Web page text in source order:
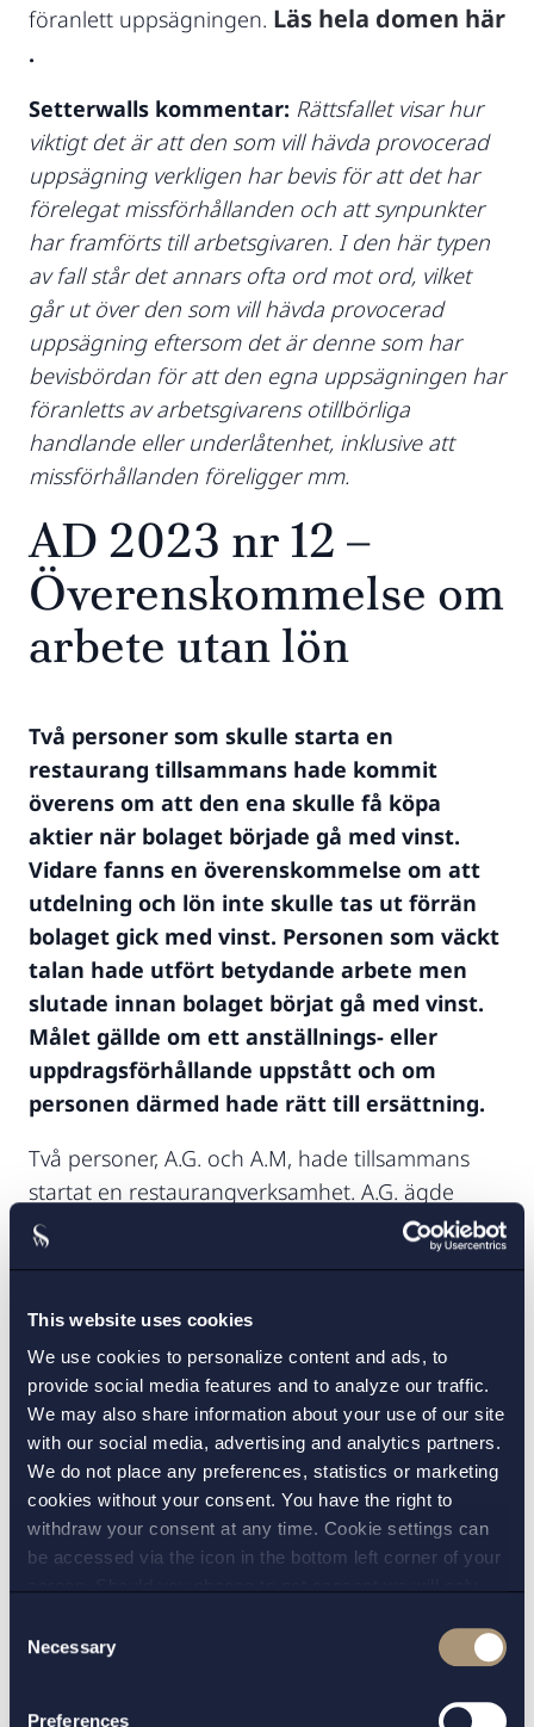
This website uses cookies
We use cookies to personalize content and ads, to
provide social media features and to analyze our traffic.
We may also share information about your use of our site
with our social media, advertising and analytics partners.
We do not place any preferences, statistics or marketing
cookies without your consent. You have the right to
withdraw your consent at any time. Cookie settings can
be accessed via the icon in the bottom left corner of your
andprivacy policy
for more details on cookies and our
Selection
Necessary
Preferences
föranlett uppsägningen. Läs hela domen här
.
Setterwalls kommentar: Rättsfallet visar hur
viktigt det är att den som vill hävda provocerad
uppsägning verkligen har bevis för att det har
förelegat missförhållanden och att synpunkter
har framförts till arbetsgivaren. I den här typen
av fall står det annars ofta ord mot ord, vilket
går ut över den som vill hävda provocerad
uppsägning eftersom det är denne som har
bevisbördan för att den egna uppsägningen har
föranletts av arbetsgivarens otillbörliga
handlande eller underlåtenhet, inklusive att
missförhållanden föreligger mm.
AD 2023 nr 12 –
Överenskommelse om
arbete utan lön
Två personer som skulle starta en
restaurang tillsammans hade kommit
överens om att den ena skulle få köpa
aktier när bolaget började gå med vinst.
Vidare fanns en överenskommelse om att
utdelning och lön inte skulle tas ut förrän
bolaget gick med vinst. Personen som väckt
talan hade utfört betydande arbete men
slutade innan bolaget börjat gå med vinst.
Målet gällde om ett anställnings- eller
uppdragsförhållande uppstått och om
personen därmed hade rätt till ersättning.
Två personer, A.G. och A.M, hade tillsammans
startat en restaurangverksamhet. A.G. ägde
inledningsvis samtliga aktier i bolaget. A.M.
menade att det fanns en muntlig
för sitt arbete med restaurangen skulle bli
delägare i bolaget till 25 procent. A.G. menade
att parterna varit överens om att A.M. skulle få
aktierna först när bolaget gick med vinst och att
inte heller lön eller utdelning skulle utges förrän
bolaget gick med vinst. Efter några månader
slutade A.M. att arbeta i bolaget. Vid den
tidpunkten hade bolaget inte börjat gå med
vinst och A.M. hade inte fått köpa några aktier
anställningsavtal hade ingåtts konkludent då